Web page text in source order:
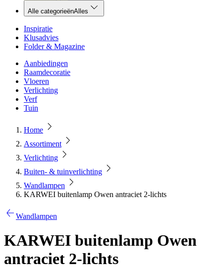
Alle categorieënAlles
Inspiratie
Klusadvies
Folder & Magazine
Aanbiedingen
Raamdecoratie
Vloeren
Verlichting
Verf
Tuin
Home
Assortiment
Verlichting
Buiten- & tuinverlichting
Wandlampen
KARWEI buitenlamp Owen antraciet 2-lichts
Wandlampen
KARWEI buitenlamp Owen
antraciet 2-lichts